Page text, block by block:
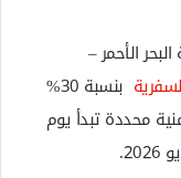
الأحمر –
بنسبة 30%
محددة تبدأ يوم